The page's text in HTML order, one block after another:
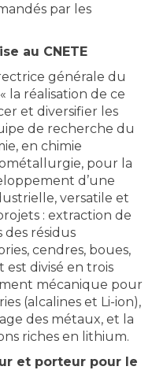
par les
au CNETE
générale du
la réalisation de ce
et diversifier les
de recherche du
en chimie
pour la
d’une
versatile et
: extraction de
résidus
cendres, boues,
est divisé en trois
mécanique pour
(alcalines et Li-ion),
des métaux, et la
riches en lithium.
et porteur pour le